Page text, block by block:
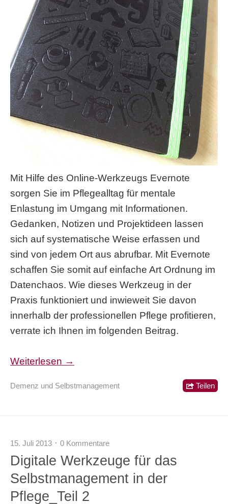
Mit Hilfe des Online-Werkzeugs Evernote
sorgen Sie im Pflegealltag für mentale
Enlastung im Umgang mit Informationen.
Gedanken, Notizen und Projektideen lassen
sich auf systematische Weise erfassen und
sind von jedem Ort aus abrufbar. Mit Evernote
schaffen Sie somit auf einfache Art Ordnung im
Datenchaos. Wie dieses Werkzeug in der
Praxis funktioniert und inwieweit Sie davon
innerhalb der professionellen Pflege profitieren,
verrate ich Ihnen im folgenden Beitrag.
Weiterlesen →
Demenz und Selbstmanagement Teilen
15. Juli 2013 0 Kommentare
Digitale Werkzeuge für das
Selbstmanagement in der
Pflege_Teil 2